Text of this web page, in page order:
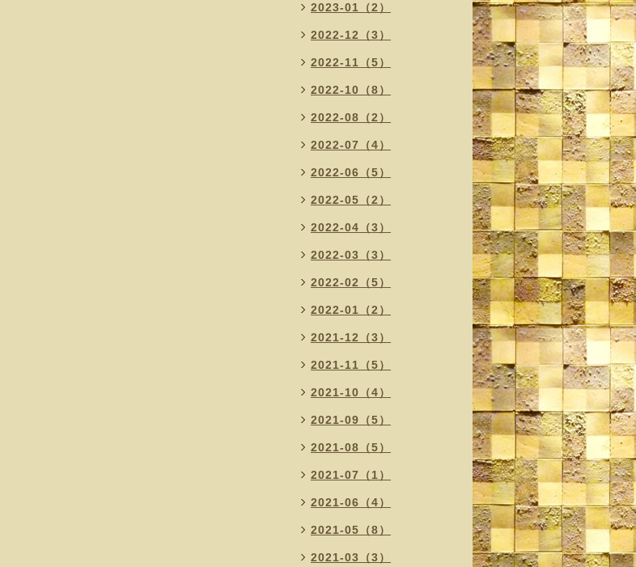
2023-01（2）
2022-12（3）
2022-11（5）
2022-10（8）
2022-08（2）
2022-07（4）
2022-06（5）
2022-05（2）
2022-04（3）
2022-03（3）
2022-02（5）
2022-01（2）
2021-12（3）
2021-11（5）
2021-10（4）
2021-09（5）
2021-08（5）
2021-07（1）
2021-06（4）
2021-05（8）
2021-03（3）